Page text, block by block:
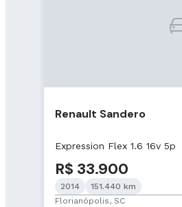
Renault Sandero
Expression Flex 1.6 16v 5p
R$ 33.900
2014
151.440 km
Florianópolis, SC